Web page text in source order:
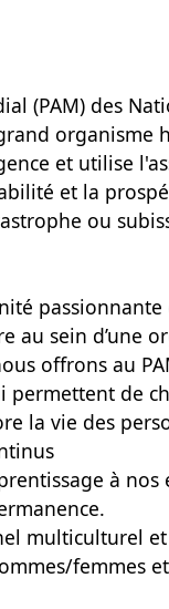
(PAM) des
organisme
et utilise
et la
ou
au sein d’une
offrons au
permettent de
la vie des
à
multiculturel
femmes